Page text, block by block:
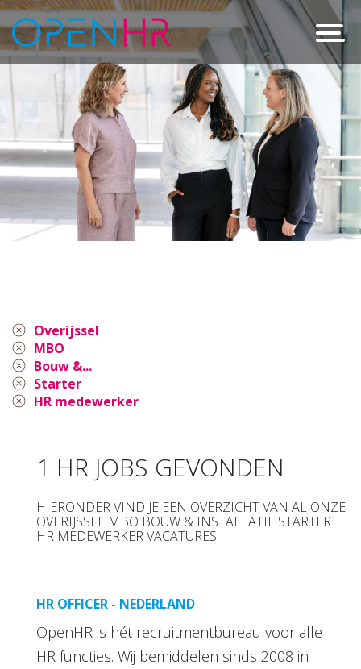
Overijssel
MBO
Bouw &...
Starter
HR medewerker
1 HR JOBS GEVONDEN
HIERONDER VIND JE EEN OVERZICHT VAN AL ONZE
OVERIJSSEL MBO BOUW & INSTALLATIE STARTER
HR MEDEWERKER VACATURES.
HR OFFICER - NEDERLAND
OpenHR is hét recruitmentbureau voor alle
HR functies. Wij bemiddelen sinds 2008 in